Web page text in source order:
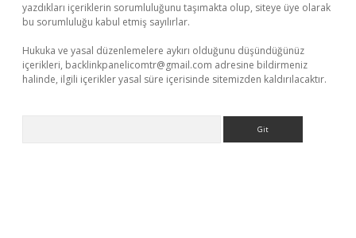
yazdıkları içeriklerin sorumluluğunu taşımakta olup, siteye üye olarak
bu sorumluluğu kabul etmiş sayılırlar.
Hukuka ve yasal düzenlemelere aykırı olduğunu düşündüğünüz
içerikleri, backlinkpanelicomtr@gmail.com adresine bildirmeniz
halinde, ilgili içerikler yasal süre içerisinde sitemizden kaldırılacaktır.